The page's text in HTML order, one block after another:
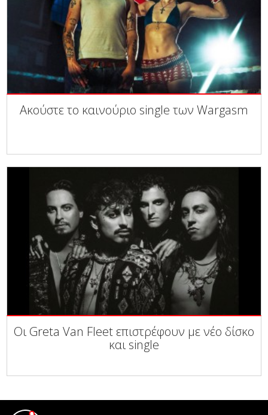
Ακούστε το καινούριο single των Wargasm
Οι Greta Van Fleet επιστρέφουν με νέο δίσκο
και single